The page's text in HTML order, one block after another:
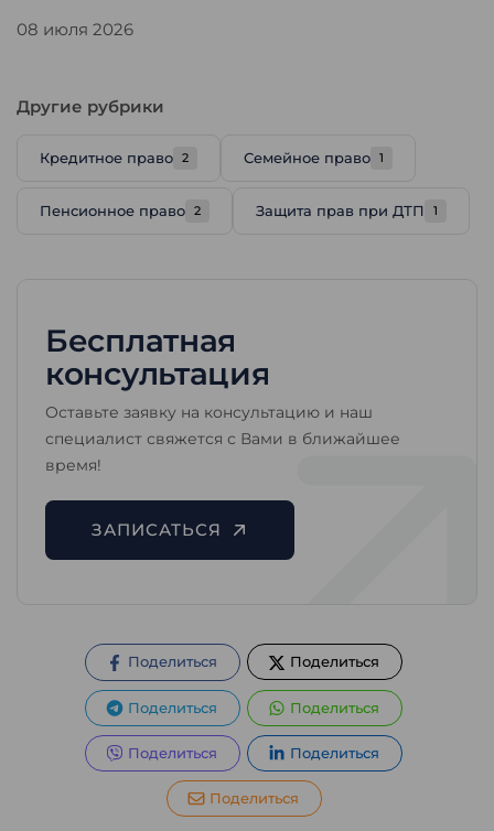
08 июля 2026
Другие рубрики
Кредитное право 2 Семейное право 1
Пенсионное право 2 Защита прав при ДТП 1
Бесплатная
консультация
Оставьте заявку на консультацию и наш
специалист свяжется с Вами в ближайшее
время!
ЗАПИСАТЬСЯ
Поделиться Поделиться
Поделиться Поделиться
Поделиться Поделиться
Поделиться